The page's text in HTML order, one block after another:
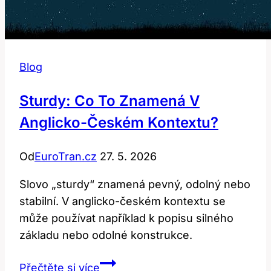
Blog
Sturdy: Co To Znamená V
Anglicko-Českém Kontextu?
OdEuroTran.cz 27. 5. 2026
Slovo „sturdy“ znamená pevný, odolný nebo
stabilní. V anglicko-českém kontextu se
může používat například k popisu silného
základu nebo odolné konstrukce.
Přečtěte si víceSturdy: